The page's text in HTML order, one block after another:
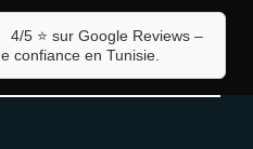
4/5 ⭐ sur Google Reviews –
confiance en Tunisie.